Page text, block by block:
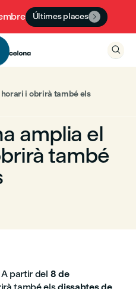
Últimes places 

i obrirà també els
amplia el
també
partir del 8 de